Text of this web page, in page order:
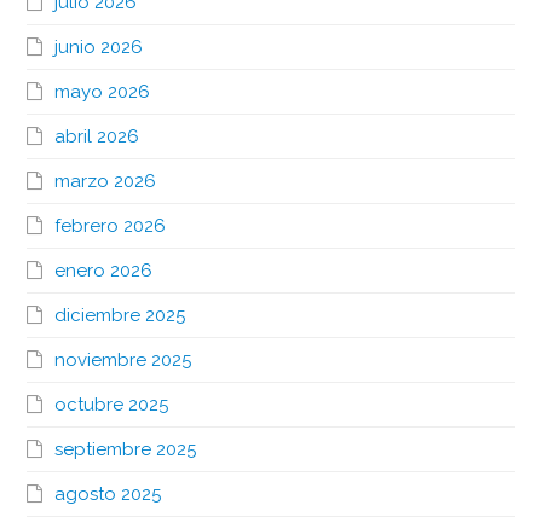
junio 2026
mayo 2026
abril 2026
marzo 2026
febrero 2026
enero 2026
diciembre 2025
noviembre 2025
octubre 2025
septiembre 2025
agosto 2025